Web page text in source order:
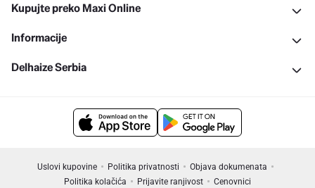
Kupujte preko Maxi Online
Informacije
Delhaize Serbia
Uslovi kupovine Politika privatnosti
Objava dokumenata
Politika kolačića
Prijavite ranjivost
Cenovnici